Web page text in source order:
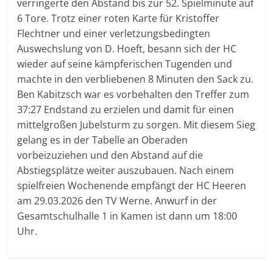
verringerte den Abstand bis zur 52. Spielminute auf
6 Tore. Trotz einer roten Karte für Kristoffer
Flechtner und einer verletzungsbedingten
Auswechslung von D. Hoeft, besann sich der HC
wieder auf seine kämpferischen Tugenden und
machte in den verbliebenen 8 Minuten den Sack zu.
Ben Kabitzsch war es vorbehalten den Treffer zum
37:27 Endstand zu erzielen und damit für einen
mittelgroßen Jubelsturm zu sorgen. Mit diesem Sieg
gelang es in der Tabelle an Oberaden
vorbeizuziehen und den Abstand auf die
Abstiegsplätze weiter auszubauen. Nach einem
spielfreien Wochenende empfängt der HC Heeren
am 29.03.2026 den TV Werne. Anwurf in der
Gesamtschulhalle 1 in Kamen ist dann um 18:00
Uhr.